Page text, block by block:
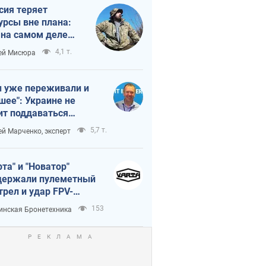
теряет
вне плана:
на самом деле
темп войны
Мисюра 4,1 т.
переживали и
Украине не
поддаваться
из-за
террора
Марченко, эксперт 5,7 т.
и "Новатор"
пулеметный
и удар FPV-
сохранив жизнь
ВСУ
Бронетехника 153